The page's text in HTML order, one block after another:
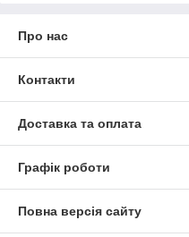
Про нас
Контакти
Доставка та оплата
Графік роботи
Повна версія сайту